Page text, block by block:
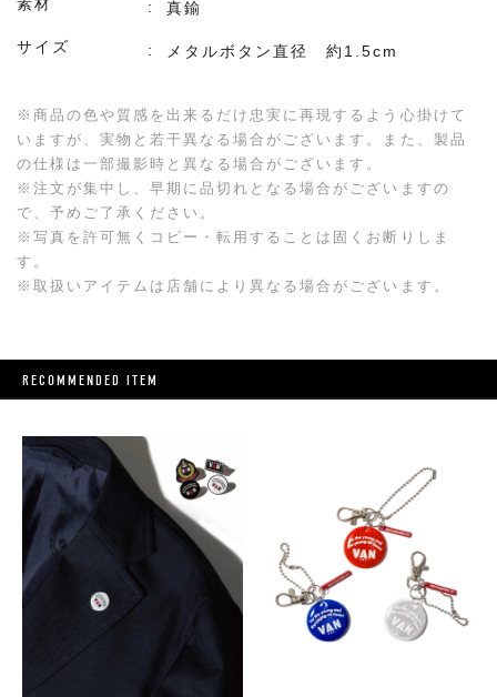
真鍮
サイズ メタルボタン直径 約1.5cm
※商品の色や質感を出来るだけ忠実に再現するよう心掛けて
いますが、実物と若干異なる場合がございます。また、製品
の仕様は一部撮影時と異なる場合がございます。
※注文が集中し、早期に品切れとなる場合がございますの
で、予めご了承ください。
※写真を許可無くコピー・転用することは固くお断りしま
す。
※取扱いアイテムは店舗により異なる場合がございます。
RECOMMENDED ITEM